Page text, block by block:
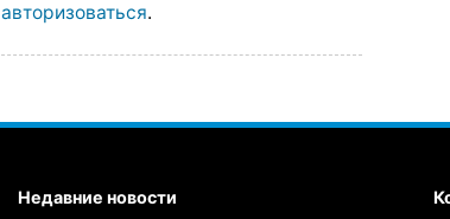
авторизоваться.
Недавние новости